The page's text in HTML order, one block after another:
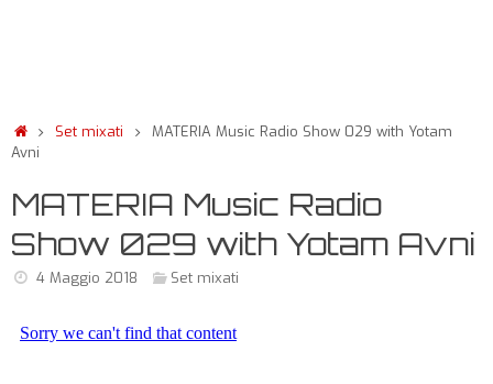
Set mixati
MATERIA Music Radio Show 029 with Yotam
Avni
MATERIA Music Radio
Show 029 with Yotam Avni
4 Maggio 2018 Set mixati